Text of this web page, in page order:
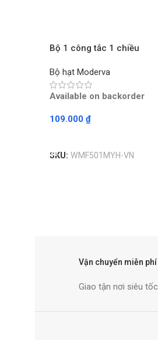
Bộ 1 công tắc 1 chiều
PANASONIC – Bộ
Bộ hạt Moderva
Available on backorder
109.000 ₫
SKU: WMF501MYH-VN
Vận chuyển miễn phí
Giao tận nơi siêu tốc